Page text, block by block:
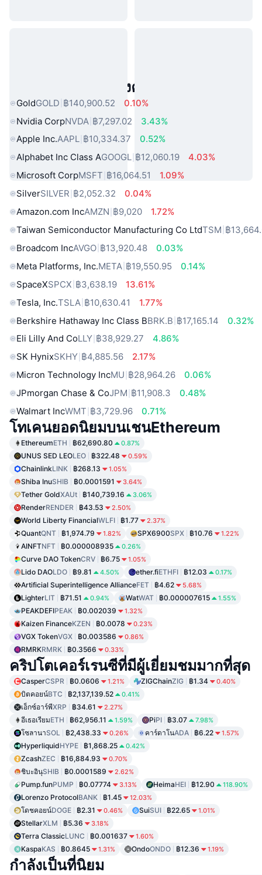
สินทรัพย์ในโลกแห่งความจริงยอดนิยม
GoldGOLD ฿140,900.52
0.10%
Nvidia CorpNVDA ฿7,297.02
3.43%
Apple Inc.AAPL ฿10,334.37
0.52%
Alphabet Inc Class AGOOGL ฿12,060.19
4.03%
Microsoft CorpMSFT ฿16,064.51
1.09%
SilverSILVER ฿2,052.32
0.04%
Amazon.com IncAMZN ฿9,020
1.72%
Taiwan Semiconductor Manufacturing Co LtdTSM ฿
Broadcom IncAVGO ฿13,920.48
0.03%
Meta Platforms, Inc.META ฿19,550.95
0.14%
SpaceXSPCX ฿3,638.19
13.61%
Tesla, Inc.TSLA ฿10,630.41
1.77%
Berkshire Hathaway Inc Class BBRK.B ฿17,165.14
0.32%
Eli Lilly And CoLLY ฿38,929.27
4.86%
SK HynixSKHY ฿4,885.56
2.17%
Micron Technology IncMU ฿28,964.26
0.06%
JPmorgan Chase & CoJPM ฿11,908.3
0.48%
Walmart IncWMT ฿3,729.96 0.71%
โทเคนยอดนิยมบนเชนEthereum
EthereumETH ฿62,690.80 0.87%
UNUS SED LEOLEO ฿322.48 0.59%
ChainlinkLINK ฿268.13 1.05%
Shiba InuSHIB ฿0.0001591 3.64%
Tether GoldXAUt ฿140,739.16 3.06%
RenderRENDER ฿43.53 2.50%
World Liberty FinancialWLFI ฿1.77 2.37%
QuantQNT ฿1,974.79 1.82% SPX6900SPX ฿10.76 1.22%
AINFTNFT ฿0.000008935 0.26%
Curve DAO TokenCRV ฿6.75 1.05%
Lido DAOLDO ฿9.81 4.50% ether.fiETHFI ฿12.03 0.17%
Artificial Superintelligence AllianceFET ฿4.62 5.68%
LighterLIT ฿71.51 0.94% WatWAT ฿0.000007615 1.55%
PEAKDEFIPEAK ฿0.002039 1.32%
Kaizen FinanceKZEN ฿0.0078 0.23%
VGX TokenVGX ฿0.003586 0.86%
RMRKRMRK ฿0.3566 0.33%
คริปโตเคอร์เรนซีที่มีผู้เยี่ยมชมมากที่สุด
CasperCSPR ฿0.0606 1.21% ZIGChainZIG ฿1.34 0.40%
บิตคอยน์BTC ฿2,137,139.52 0.41%
เอ็กซ์อาร์พีXRP ฿34.61 2.27%
อีเธอเรียมETH ฿62,956.11 1.59% PiPI ฿3.07 7.98%
โซลานาSOL ฿2,438.33 0.26% คาร์ดาโนADA ฿6.22 1.57%
HyperliquidHYPE ฿1,868.25 0.42%
ZcashZEC ฿16,884.93 0.70%
ชิบะอินุSHIB ฿0.0001589 2.62%
Pump.funPUMP ฿0.07774 3.13% HeimaHEI ฿12.90 118.90%
Lorenzo ProtocolBANK ฿1.45 12.03%
โดชคอยน์DOGE ฿2.31 0.46% SuiSUI ฿22.65 1.01%
StellarXLM ฿5.36 3.18%
Terra ClassicLUNC ฿0.001637 1.60%
KaspaKAS ฿0.8645 1.31% OndoONDO ฿12.36 1.19%
กำลังเป็นที่นิยม